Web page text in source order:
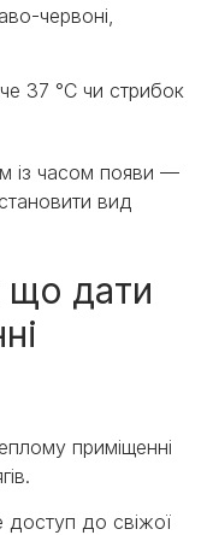
червоні,
37 °C чи стрибок
із часом появи —
вид
дати
приміщенні
доступ до свіжої